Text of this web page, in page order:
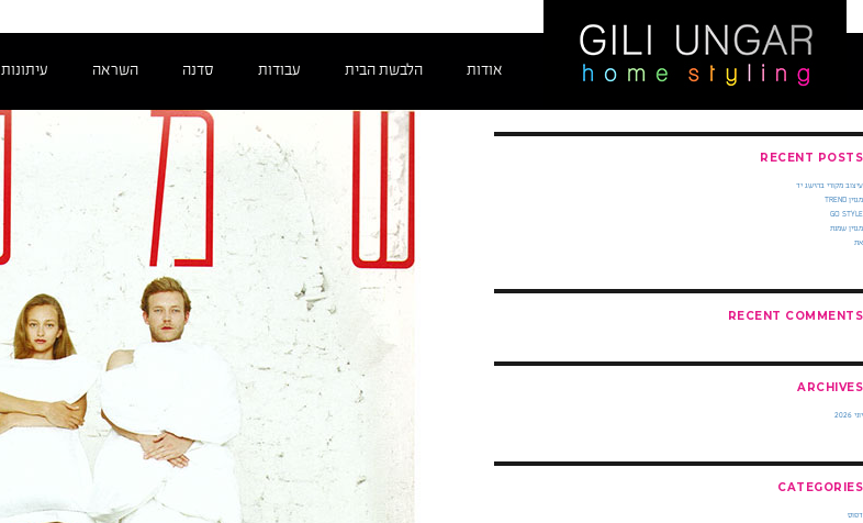
לתוכן
אודות הלבשת הבית עבודות סדנה השראה עיתונות
https://giliungar.co.il/wp-content/uploads/2016/03/shamenet.pdf
SEARCH
חיפוש
RECENT POSTS
עיצוב מקורי בהישג יד
מגזין TREND
GO STYLE
מגזין שמנת
את
RECENT COMMENTS
ARCHIVES
יוני 2026
CATEGORIES
דפוס